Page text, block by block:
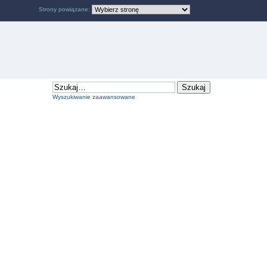
Wyszukiwanie zaawansowane
Strony powiązane: